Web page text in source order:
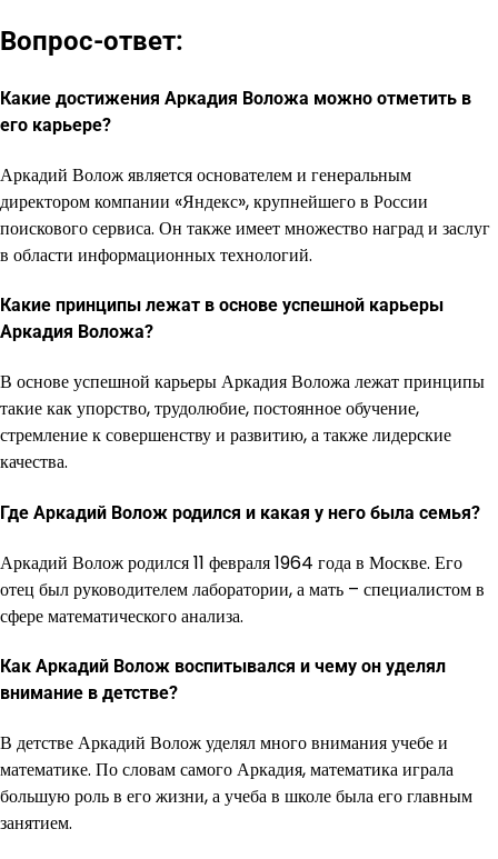
Вопрос-ответ:
Какие достижения Аркадия Воложа можно отметить в
его карьере?
Аркадий Волож является основателем и генеральным
директором компании «Яндекс», крупнейшего в России
поискового сервиса. Он также имеет множество наград и заслуг
в области информационных технологий.
Какие принципы лежат в основе успешной карьеры
Аркадия Воложа?
В основе успешной карьеры Аркадия Воложа лежат принципы
такие как упорство, трудолюбие, постоянное обучение,
стремление к совершенству и развитию, а также лидерские
качества.
Где Аркадий Волож родился и какая у него была семья?
Аркадий Волож родился 11 февраля 1964 года в Москве. Его
отец был руководителем лаборатории, а мать – специалистом в
сфере математического анализа.
Как Аркадий Волож воспитывался и чему он уделял
внимание в детстве?
В детстве Аркадий Волож уделял много внимания учебе и
математике. По словам самого Аркадия, математика играла
большую роль в его жизни, а учеба в школе была его главным
занятием.